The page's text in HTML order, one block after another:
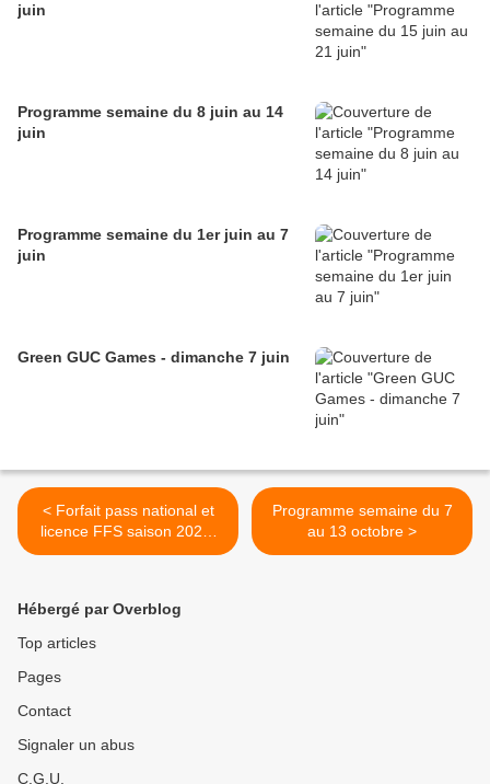
juin
Programme semaine du 8 juin au 14
juin
Programme semaine du 1er juin au 7
juin
Green GUC Games - dimanche 7 juin
< Forfait pass national et
licence FFS saison 2024-
2025
Programme semaine du 7
au 13 octobre >
Hébergé par Overblog
Top articles
Pages
Contact
Signaler un abus
C.G.U.